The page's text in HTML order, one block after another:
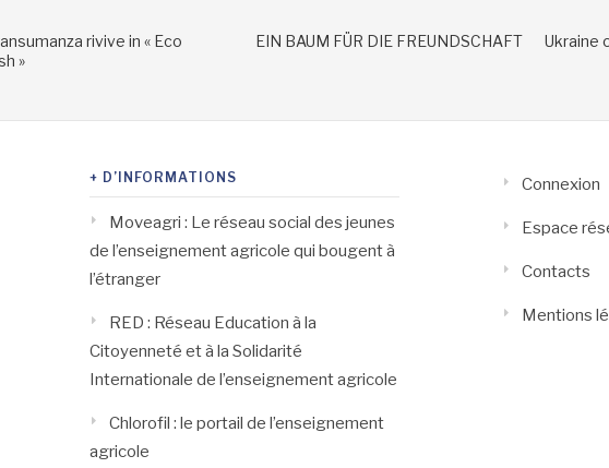
rivive in « Eco
»
EIN BAUM FÜR DIE FREUNDSCHAFT Ukraine
+ D’INFORMATIONS
Moveagri : Le réseau social des jeunes
de l’enseignement agricole qui bougent à
l’étranger
RED : Réseau Education à la
Citoyenneté et à la Solidarité
Internationale de l’enseignement agricole
Chlorofil : le portail de l’enseignement
agricole
Connexion
Espace
Contacts
Mentions